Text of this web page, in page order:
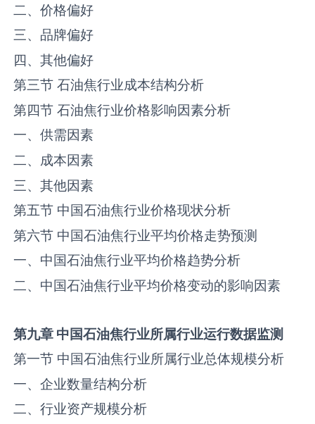
二、价格偏好
三、品牌偏好
四、其他偏好
第三节 石油焦行业成本结构分析
第四节 石油焦行业价格影响因素分析
一、供需因素
二、成本因素
三、其他因素
第五节 中国石油焦行业价格现状分析
第六节 中国石油焦行业平均价格走势预测
一、中国石油焦行业平均价格趋势分析
二、中国石油焦行业平均价格变动的影响因素
第九章 中国石油焦行业所属行业运行数据监测
第一节 中国石油焦行业所属行业总体规模分析
一、企业数量结构分析
二、行业资产规模分析